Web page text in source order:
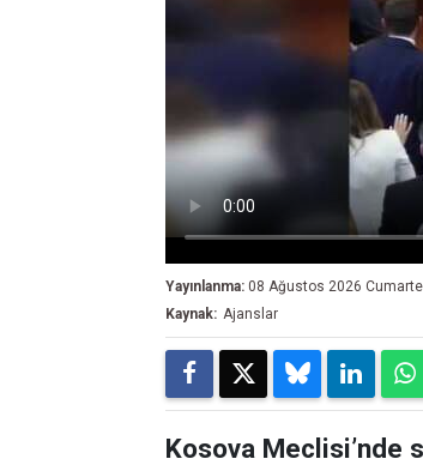
Yayınlanma: 08 Ağustos 2026
Kaynak: Ajanslar
Kosova Meclisi’nde